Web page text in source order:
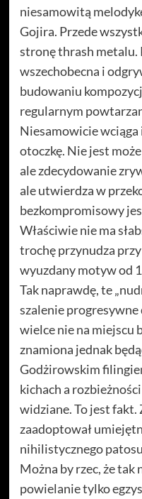
niesamowitą
Gojira. Przede
stronę thrash metalu.
wszechobecna i
budowaniu
regularnym
Niesamowicie
otoczkę. Nie jest
ale zdecydowanie
ale utwierdza w
bezkompromisowy
Właściwie nie ma
trochę przynudza przy
wyuzdany motyw od
Tak naprawdę, te
szalenie progresywne
wielce nie na miejscu
znamiona jednak
Godżirowskim
kichach a
widziane. To jest fakt.
zaadoptował
nihilistycznego
Można by rzec, że
powielanie tylko